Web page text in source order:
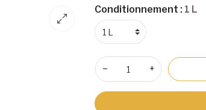
Conditionnement : 1 L
− +